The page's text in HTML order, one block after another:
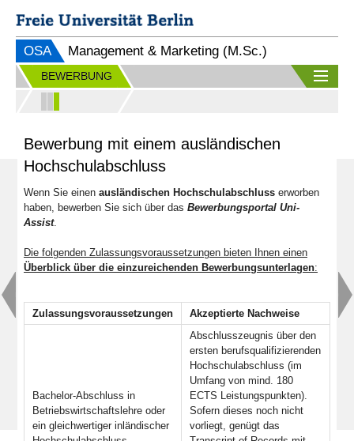
OSA Management & Marketing (M.Sc.)
BEWERBUNG
Bewerbung mit einem ausländischen
Hochschulabschluss
Wenn Sie einen ausländischen Hochschulabschluss erworben
haben, bewerben Sie sich über das Bewerbungsportal Uni-
Assist.
Die folgenden Zulassungsvoraussetzungen bieten Ihnen einen
Überblick über die einzureichenden Bewerbungsunterlagen:
Zulassungsvoraussetzungen Akzeptierte Nachweise
Bachelor-Abschluss in
Betriebswirtschaftslehre oder
ein gleichwertiger inländischer
Abschlusszeugnis über den
ersten berufsqualifizierenden
Hochschulabschluss (im
Umfang von mind. 180
ECTS Leistungspunkten).
Sofern dieses noch nicht
vorliegt, genügt das